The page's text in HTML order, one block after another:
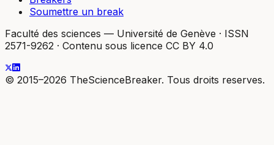
Soumettre un break
Faculté des sciences — Université de Genève · ISSN
2571-9262 · Contenu sous licence CC BY 4.0
© 2015–2026 TheScienceBreaker. Tous droits reserves.